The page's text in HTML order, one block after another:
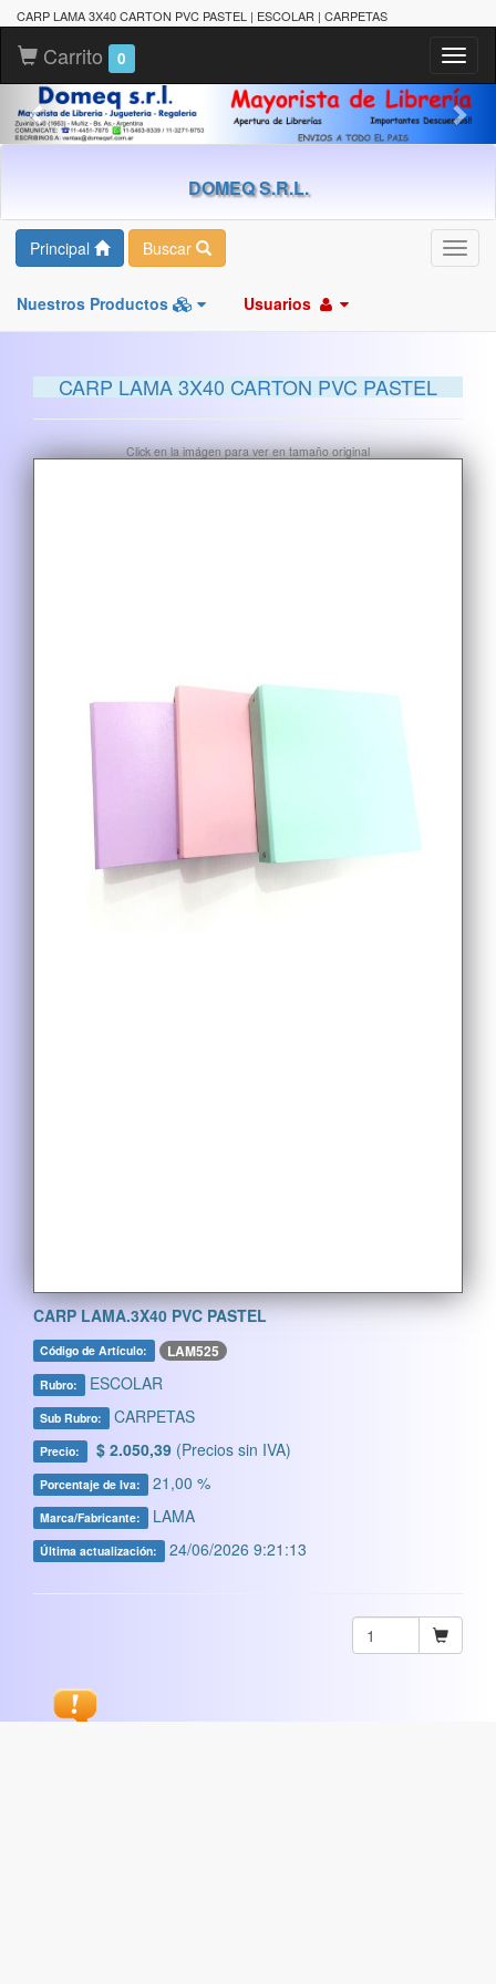
CARP LAMA 3X40 CARTON PVC PASTEL | ESCOLAR | CARPETAS
Carrito 0
DOMEQ S.R.L.
Principal Buscar
Nuestros Productos Usuarios
CARP LAMA 3X40 CARTON PVC PASTEL
Click en la imágen para ver en tamaño original
CARP LAMA.3X40 PVC PASTEL
Código de Artículo: LAM525
Rubro: ESCOLAR
Sub Rubro: CARPETAS
Precio: $ 2.050,39 (Precios sin IVA)
Porcentaje de Iva: 21,00 %
Marca/Fabricante: LAMA
Última actualización: 24/06/2026 9:21:13